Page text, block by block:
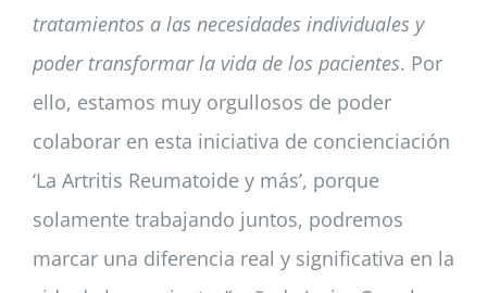
tratamientos a las necesidades individuales y
poder transformar la vida de los pacientes. Por
ello, estamos muy orgullosos de poder
colaborar en esta iniciativa de concienciación
‘La Artritis Reumatoide y más’, porque
solamente trabajando juntos, podremos
marcar una diferencia real y significativa en la